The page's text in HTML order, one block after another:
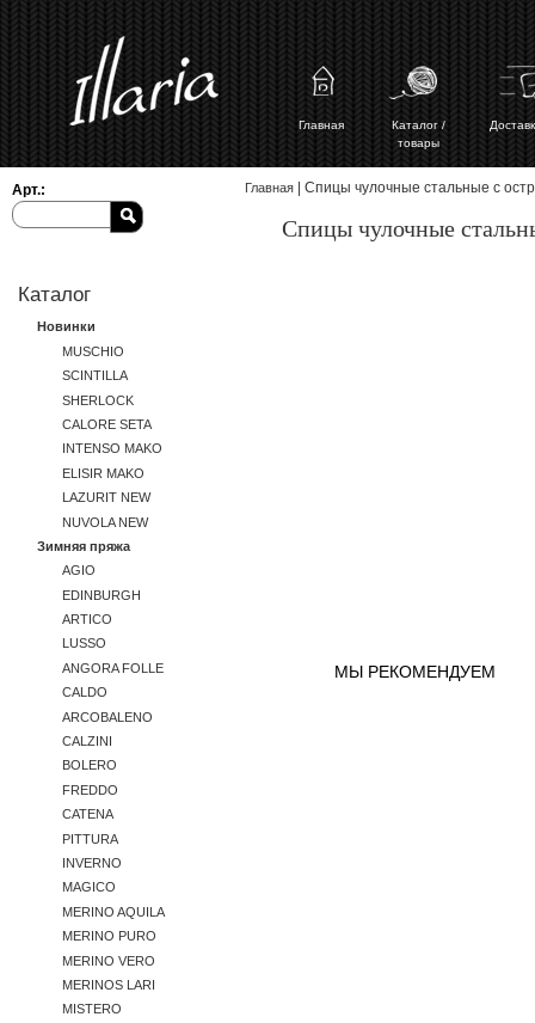
Главная
Каталог /
товары
Арт.:
Каталог
Новинки
MUSCHIO
SCINTILLA
SHERLOCK
CALORE SETA
INTENSO MAKO
ELISIR MAKO
LAZURIT NEW
NUVOLA NEW
Зимняя пряжа
AGIO
EDINBURGH
ARTICO
LUSSO
ANGORA FOLLE
CALDO
ARCOBALENO
CALZINI
BOLERO
FREDDO
CATENA
PITTURA
INVERNO
MAGICO
MERINO AQUILA
MERINO PURO
MERINO VERO
MERINOS LARI
MISTERO
Вы здесь
Главная | Спицы чулочные стальные с
Спицы чулочные
МЫ РЕКОМЕНДУЕМ